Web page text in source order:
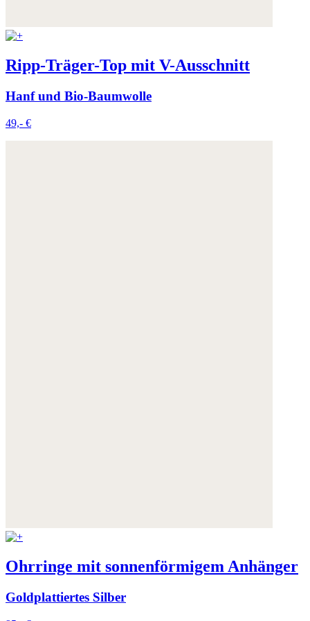
Ripp-Träger-Top mit V-Ausschnitt
Hanf und Bio-Baumwolle
49,- €
Ohrringe mit sonnenförmigem Anhänger
Goldplattiertes Silber